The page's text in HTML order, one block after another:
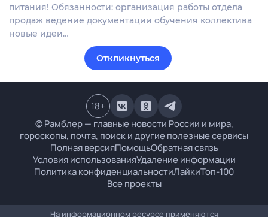
питания! Обязанности: организация работы отдела
продаж ведение документации обучения коллектива
новые идеи…
Откликнуться
© Рамблер — главные новости России и мира,
гороскопы, почта, поиск и другие полезные сервисы
Полная версияПомощьОбратная связь
Условия использованияУдаление информации
Политика конфиденциальностиЛайкиТоп-100
Все проекты
18+
На информационном ресурсе применяются